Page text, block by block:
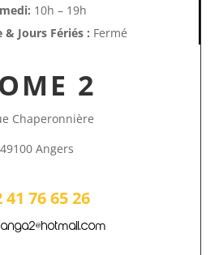
10h – 19h
& Jours Fériés : Fermé
2
Chaperonnière
49100 Angers
41 76 65 26